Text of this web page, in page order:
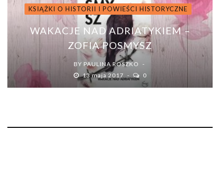
KSIĄŻKI O HISTORII I POWIEŚCI HISTORYCZNE
WAKACJE NAD ADRIATYKIEM –
ZOFIA POSMYSZ
BY PAULINA ROSZKO
13 maja 2017
0